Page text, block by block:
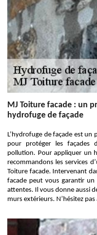
MJ Toiture facade : un
hydrofuge de façade
L’hydrofuge de façade est
pour protéger les façades
pollution. Pour appliquer un
recommandons les services
Toiture facade. Intervenant
facade peut vous garantir
attentes. Il vous donne aussi
murs extérieurs. N’hésitez